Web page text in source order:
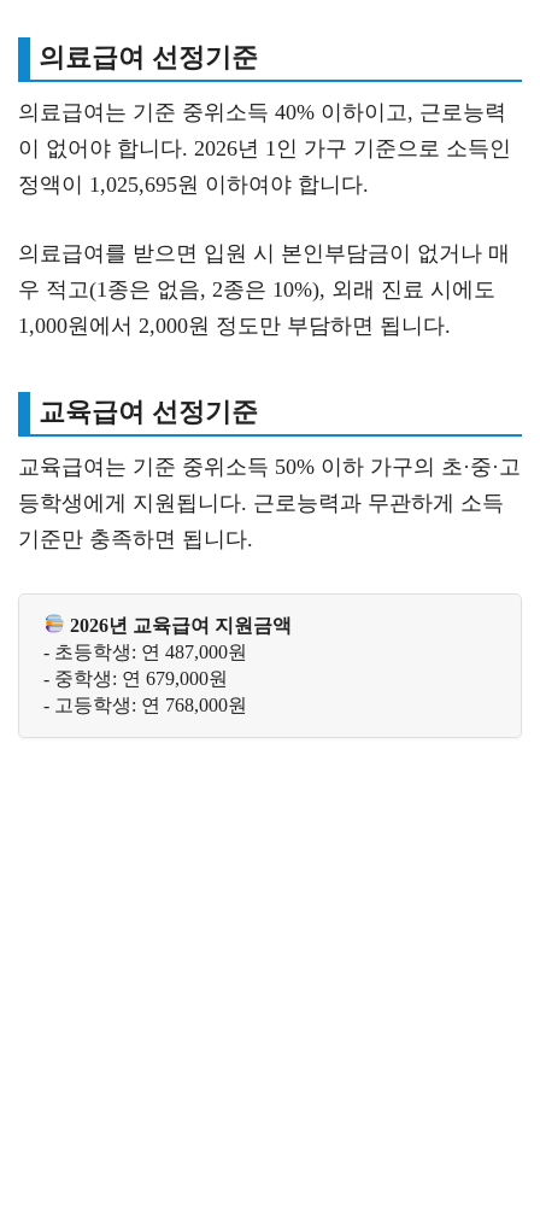
의료급여 선정기준
의료급여는 기준 중위소득 40% 이하이고, 근로능력
이 없어야 합니다. 2026년 1인 가구 기준으로 소득인
정액이 1,025,695원 이하여야 합니다.
의료급여를 받으면 입원 시 본인부담금이 없거나 매
우 적고(1종은 없음, 2종은 10%), 외래 진료 시에도
1,000원에서 2,000원 정도만 부담하면 됩니다.
교육급여 선정기준
교육급여는 기준 중위소득 50% 이하 가구의 초·중·고
등학생에게 지원됩니다. 근로능력과 무관하게 소득
기준만 충족하면 됩니다.
2026년 교육급여 지원금액
- 초등학생: 연 487,000원
- 중학생: 연 679,000원
- 고등학생: 연 768,000원